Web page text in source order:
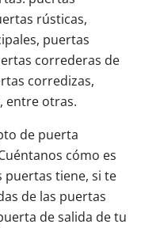
rústicas,
puertas
correderas de
corredizas,
entre otras.
de puerta
cómo es
puertas tiene, si te
de las puertas
de salida de tu